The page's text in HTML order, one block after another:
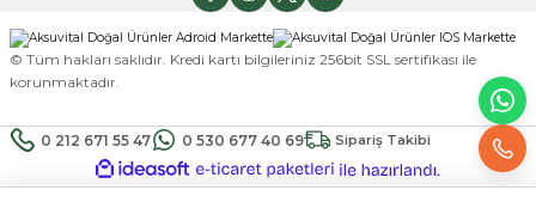
© Tüm hakları saklıdır. Kredi kartı bilgileriniz 256bit SSL sertifikası ile
korunmaktadır.
0 212 671 55 47 0 530 677 40 69 Sipariş Takibi
ideasoft
e-
ticaret
hazırlandı.